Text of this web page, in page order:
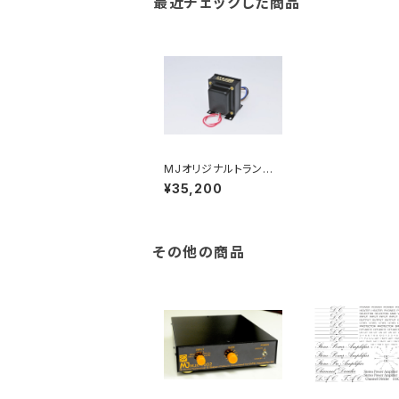
MJオリジナルトランス
セット MJ特別仕様
「染谷電子A86-35K4
¥35,200
その他の商品